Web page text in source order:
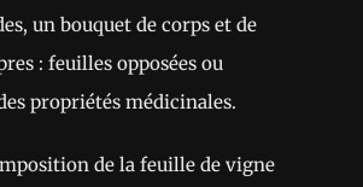
un bouquet de corps et de
: feuilles opposées ou
propriétés médicinales.
de la feuille de vigne